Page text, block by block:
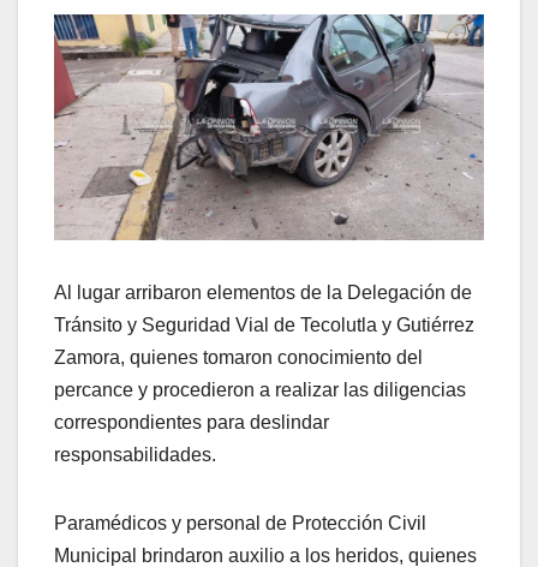
Al lugar arribaron elementos de la Delegación de
Tránsito y Seguridad Vial de Tecolutla y Gutiérrez
Zamora, quienes tomaron conocimiento del
percance y procedieron a realizar las diligencias
correspondientes para deslindar
responsabilidades.
Paramédicos y personal de Protección Civil
Municipal brindaron auxilio a los heridos, quienes